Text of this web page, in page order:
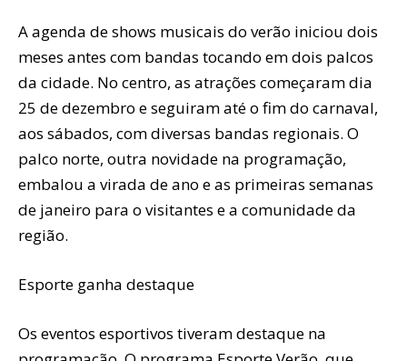
A agenda de shows musicais do verão iniciou dois
meses antes com bandas tocando em dois palcos
da cidade. No centro, as atrações começaram dia
25 de dezembro e seguiram até o fim do carnaval,
aos sábados, com diversas bandas regionais. O
palco norte, outra novidade na programação,
embalou a virada de ano e as primeiras semanas
de janeiro para o visitantes e a comunidade da
região.
Esporte ganha destaque
Os eventos esportivos tiveram destaque na